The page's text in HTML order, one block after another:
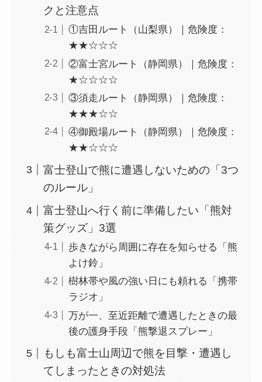
クと注意点
①吉田ルート（山梨県）｜危険度：
★★☆☆☆
②富士宮ルート（静岡県）｜危険度：
★☆☆☆☆
③須走ルート（静岡県）｜危険度：
★★★☆☆
④御殿場ルート（静岡県）｜危険度：
★★☆☆☆
富士登山で熊に遭遇しないための「3つ
のルール」
富士登山へ行く前に準備したい「熊対
策グッズ」3選
歩きながら周囲に存在を知らせる「熊
よけ鈴」
樹林帯や風の強い日にも頼れる「携帯
ラジオ」
万が一、至近距離で遭遇したときの最
後の護身手段「熊撃退スプレー」
もしも富士山周辺で熊を目撃・遭遇し
てしまったときの対処法